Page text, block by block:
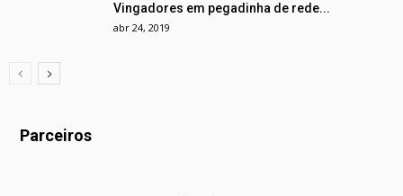
Vingadores em pegadinha de rede...
abr 24, 2019
Parceiros